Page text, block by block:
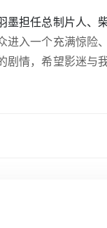
担任总制片人、
进入一个充满惊险
情，希望影迷与